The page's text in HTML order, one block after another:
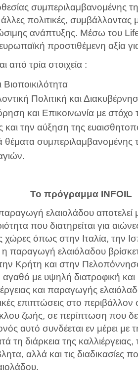
συμπεριλαμβανομένης
πολιτικές,
ανάπτυξης. Μέσω του
προστιθέμενη αξία
από τρία στοιχεία :
Πολιτική και
και Επικοινωνία με στόχο
την αύξηση της
θέματα
Το πρόγραμμα INFOIL
παραγωγή ελαιολάδου
που διατηρείται για
χώρες όπως στην Ιταλία, την
παραγωγή ελαιόλαδου
Κρήτη και στην
αγαθό με υψηλή διατροφική
και παραγωγής
επιπτώσεις στο
ζωής, σε περίπτωση που
αυτό συνδέεται εν μέρει
τη διάρκεια της
αλλά και τις διαδικασίες